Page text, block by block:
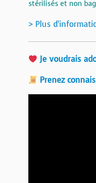
stérilisés et non
> Plus
Je voudrais
Prenez